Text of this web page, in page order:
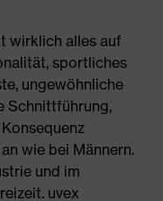
wirklich alles auf
sportliches
ungewöhnliche
Schnittführung,
wie bei Männern.
und im
uvex